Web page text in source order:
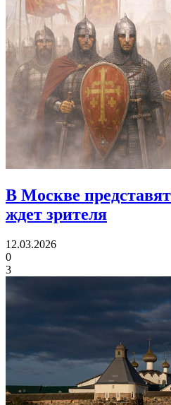
В Москве
ждет зрителя
12.03.2026
0
3